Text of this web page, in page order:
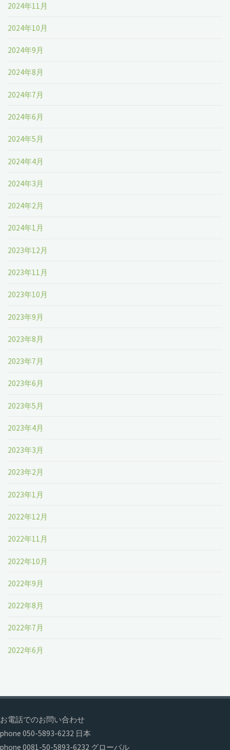
2024年11月
2024年10月
2024年9月
2024年8月
2024年7月
2024年6月
2024年5月
2024年4月
2024年3月
2024年2月
2024年1月
2023年12月
2023年11月
2023年10月
2023年9月
2023年8月
2023年7月
2023年6月
2023年5月
2023年4月
2023年3月
2023年2月
2023年1月
2022年12月
2022年11月
2022年10月
2022年9月
2022年8月
2022年7月
2022年6月
お電話でのお問い合わせ
phone 050-5893-6232 日本
phone 0081-50-5893-6232 グローバル